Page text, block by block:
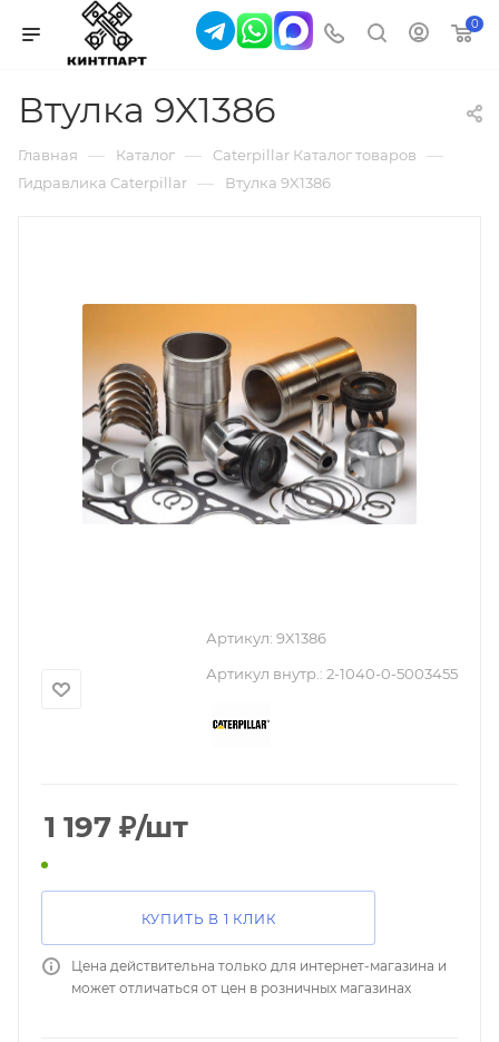
0
Втулка 9X1386
Главная — Каталог — Caterpillar Каталог товаров —
Гидравлика Caterpillar — Втулка 9X1386
Артикул: 9X1386
Артикул внутр.: 2-1040-0-5003455
1 197 ₽/шт
КУПИТЬ В 1 КЛИК
Цена действительна только для интернет-магазина и
может отличаться от цен в розничных магазинах